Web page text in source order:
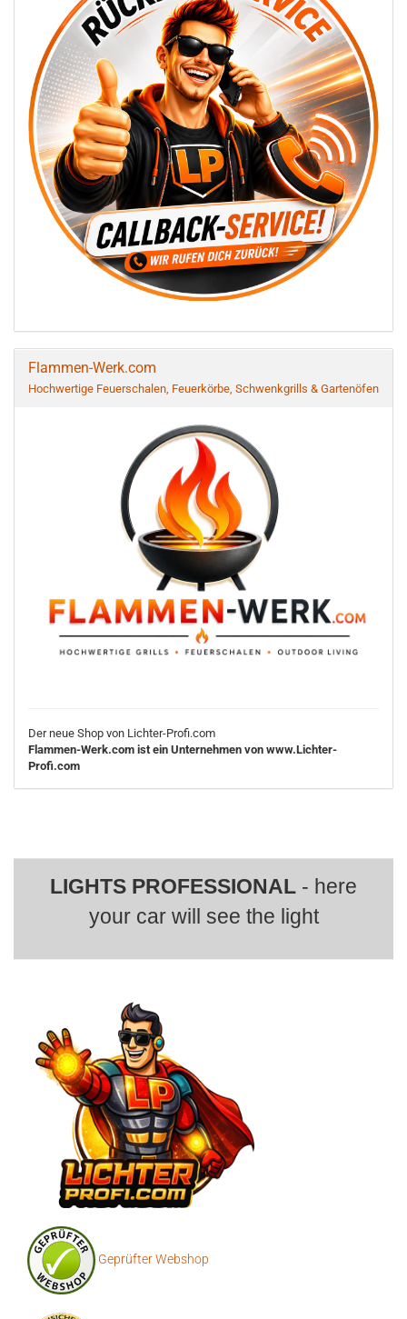
Flammen-Werk.com
Hochwertige Feuerschalen, Feuerkörbe, Schwenkgrills & Gartenöfen
Der neue Shop von Lichter-Profi.com
Flammen-Werk.com ist ein Unternehmen von www.Lichter-
Profi.com
LIGHTS PROFESSIONAL - here
your car will see the light
Geprüfter Webshop